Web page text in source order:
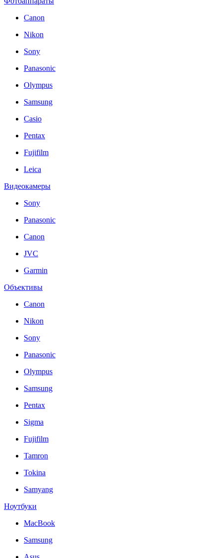
Canon
Nikon
Sony
Panasonic
Olympus
Samsung
Casio
Pentax
Fujifilm
Leica
Видеокамеры
Sony
Panasonic
Canon
JVC
Garmin
Объективы
Canon
Nikon
Sony
Panasonic
Olympus
Samsung
Pentax
Sigma
Fujifilm
Tamron
Tokina
Samyang
Ноутбуки
MacBook
Samsung